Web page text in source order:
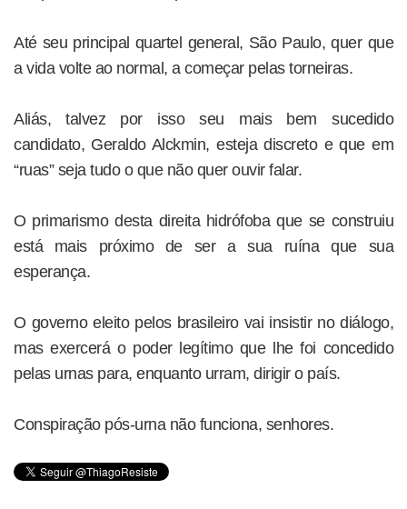
Até seu principal quartel general, São Paulo, quer que
a vida volte ao normal, a começar pelas torneiras.
Aliás, talvez por isso seu mais bem sucedido
candidato, Geraldo Alckmin, esteja discreto e que em
“ruas” seja tudo o que não quer ouvir falar.
O primarismo desta direita hidrófoba que se construiu
está mais próximo de ser a sua ruína que sua
esperança.
O governo eleito pelos brasileiro vai insistir no diálogo,
mas exercerá o poder legítimo que lhe foi concedido
pelas urnas para, enquanto urram, dirigir o país.
Conspiração pós-urna não funciona, senhores.